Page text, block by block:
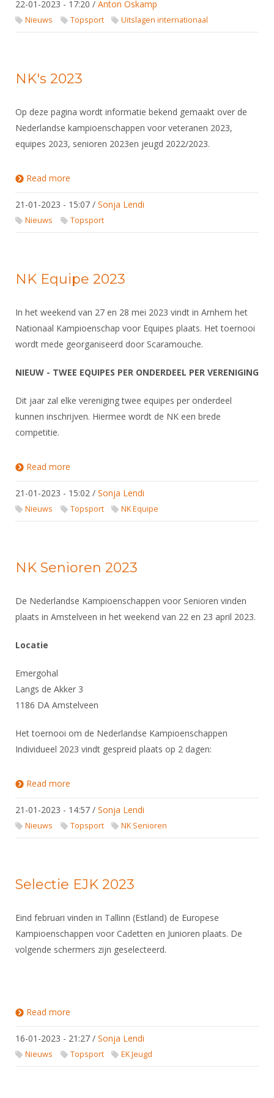
22-01-2023 - 17:20 / Anton Oskamp
Nieuws Topsport Uitslagen internationaal
NK's 2023
Op deze pagina wordt informatie bekend gemaakt over de
Nederlandse kampioenschappen voor veteranen 2023,
equipes 2023, senioren 2023en jeugd 2022/2023.
Read more
21-01-2023 - 15:07 / Sonja Lendi
Nieuws Topsport
NK Equipe 2023
In het weekend van 27 en 28 mei 2023 vindt in Arnhem het
Nationaal Kampioenschap voor Equipes plaats. Het toernooi
wordt mede georganiseerd door Scaramouche.
NIEUW - TWEE EQUIPES PER ONDERDEEL PER VERENIGING
Dit jaar zal elke vereniging twee equipes per onderdeel
kunnen inschrijven. Hiermee wordt de NK een brede
competitie.
Read more
21-01-2023 - 15:02 / Sonja Lendi
Nieuws Topsport NK Equipe
NK Senioren 2023
De Nederlandse Kampioenschappen voor Senioren vinden
plaats in Amstelveen in het weekend van 22 en 23 april 2023.
Locatie
Emergohal
Langs de Akker 3
1186 DA Amstelveen
Het toernooi om de Nederlandse Kampioenschappen
Individueel 2023 vindt gespreid plaats op 2 dagen:
Read more
21-01-2023 - 14:57 / Sonja Lendi
Nieuws Topsport NK Senioren
Selectie EJK 2023
Eind februari vinden in Tallinn (Estland) de Europese
Kampioenschappen voor Cadetten en Junioren plaats. De
volgende schermers zijn geselecteerd.
Read more
16-01-2023 - 21:27 / Sonja Lendi
Nieuws Topsport EK Jeugd